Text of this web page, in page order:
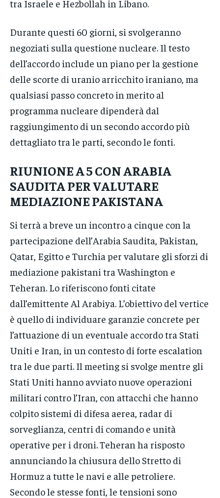
tra Israele e Hezbollah in Libano.
Durante questi 60 giorni, si svolgeranno
negoziati sulla questione nucleare. Il testo
dell’accordo include un piano per la gestione
delle scorte di uranio arricchito iraniano, ma
qualsiasi passo concreto in merito al
programma nucleare dipenderà dal
raggiungimento di un secondo accordo più
dettagliato tra le parti, secondo le fonti.
RIUNIONE A 5 CON ARABIA
SAUDITA PER VALUTARE
MEDIAZIONE PAKISTANA
Si terrà a breve un incontro a cinque con la
partecipazione dell’Arabia Saudita, Pakistan,
Qatar, Egitto e Turchia per valutare gli sforzi di
mediazione pakistani tra Washington e
Teheran. Lo riferiscono fonti citate
dall’emittente Al Arabiya. L’obiettivo del vertice
è quello di individuare garanzie concrete per
l’attuazione di un eventuale accordo tra Stati
Uniti e Iran, in un contesto di forte escalation
tra le due parti. Il meeting si svolge mentre gli
Stati Uniti hanno avviato nuove operazioni
militari contro l’Iran, con attacchi che hanno
colpito sistemi di difesa aerea, radar di
sorveglianza, centri di comando e unità
operative per i droni. Teheran ha risposto
annunciando la chiusura dello Stretto di
Hormuz a tutte le navi e alle petroliere.
Secondo le stesse fonti, le tensioni sono